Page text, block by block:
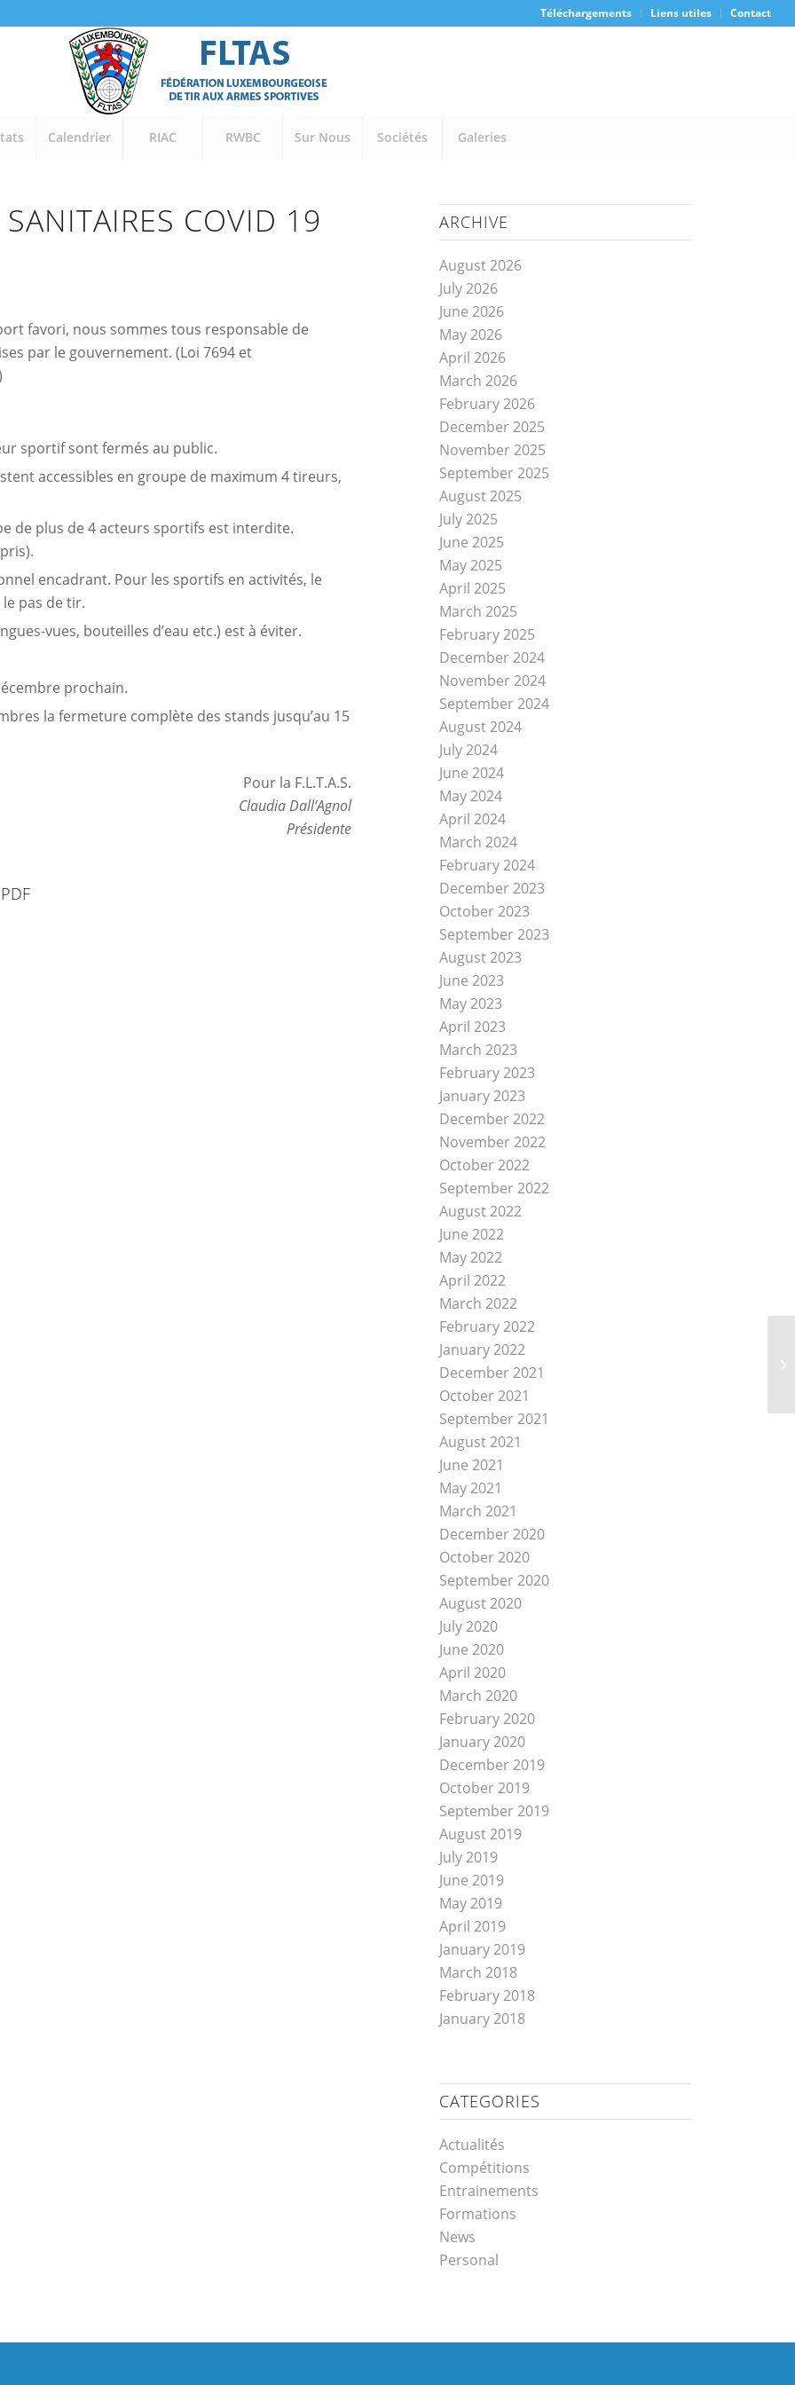
Téléchargements Liens utiles Contact
Calendrier RIAC RWBC Sur Nous Sociétés Galeries
COVID 19
favori, nous sommes tous responsable de
par le gouvernement. (Loi 7694 et
sportif sont fermés au public.
accessibles en groupe de maximum 4 tireurs,
de plus de 4 acteurs sportifs est interdite.
encadrant. Pour les sportifs en activités, le
pas de tir.
vues, bouteilles d’eau etc.) est à éviter.
prochain.
la fermeture complète des stands jusqu’au 15
Pour la F.L.T.A.S.
Claudia Dall’Agnol
Présidente
ARCHIVE
August 2026
July 2026
June 2026
May 2026
April 2026
March 2026
February 2026
December 2025
November 2025
September 2025
August 2025
July 2025
June 2025
May 2025
April 2025
March 2025
February 2025
December 2024
November 2024
September 2024
August 2024
July 2024
June 2024
May 2024
April 2024
March 2024
February 2024
December 2023
October 2023
September 2023
August 2023
June 2023
May 2023
April 2023
March 2023
February 2023
January 2023
December 2022
November 2022
October 2022
September 2022
August 2022
June 2022
May 2022
April 2022
March 2022
February 2022
January 2022
December 2021
October 2021
September 2021
August 2021
June 2021
May 2021
March 2021
December 2020
October 2020
September 2020
August 2020
July 2020
June 2020
April 2020
March 2020
February 2020
January 2020
December 2019
October 2019
September 2019
August 2019
July 2019
June 2019
May 2019
April 2019
January 2019
March 2018
February 2018
January 2018
CATEGORIES
Actualités
Compétitions
Entrainements
Formations
News
Personal